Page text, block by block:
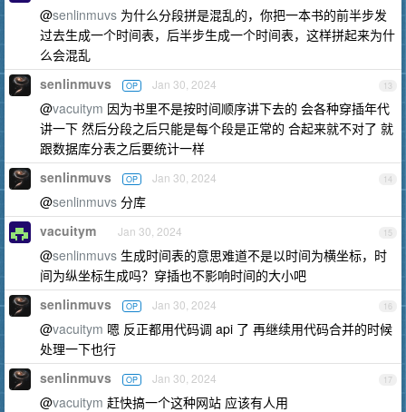
@senlinmuvs 为什么分段拼是混乱的，你把一本书的前半步发
过去生成一个时间表，后半步生成一个时间表，这样拼起来为什
么会混乱
13
senlinmuvs OP Jan 30, 2024
@vacuitym 因为书里不是按时间顺序讲下去的 会各种穿插年代
讲一下 然后分段之后只能是每个段是正常的 合起来就不对了 就
跟数据库分表之后要统计一样
14
senlinmuvs OP Jan 30, 2024
@senlinmuvs 分库
15
vacuitym Jan 30, 2024
@senlinmuvs 生成时间表的意思难道不是以时间为横坐标，时
间为纵坐标生成吗？穿插也不影响时间的大小吧
16
senlinmuvs OP Jan 30, 2024
@vacuitym 嗯 反正都用代码调 api 了 再继续用代码合并的时候
处理一下也行
17
senlinmuvs OP Jan 30, 2024
@vacuitym 赶快搞一个这种网站 应该有人用